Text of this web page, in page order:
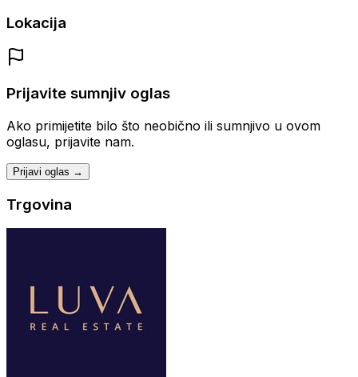
Lokacija
Prijavite sumnjiv oglas
Ako primijetite bilo što neobično ili sumnjivo u ovom
oglasu, prijavite nam.
Prijavi oglas →
Trgovina